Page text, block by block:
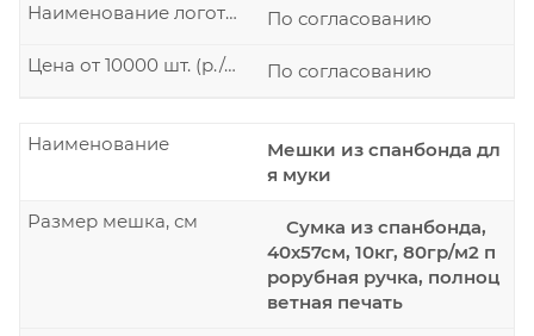
По согласованию
Наименование логотипа
По согласованию
Цена от 10000 шт. (р./шт.)
Мешки из спанбонда дл
я муки
Наименование
Сумка из спанбонда,
40х57см, 10кг, 80гр/м2 п
рорубная ручка, полноц
ветная печать
Размер мешка, см